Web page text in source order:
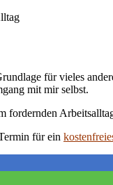
für vieles
mit mir selbst.
für ein